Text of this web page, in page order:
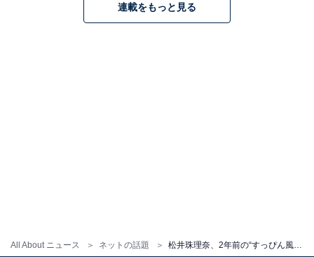
All About ニュース ネットの話題
連載をもっと見る